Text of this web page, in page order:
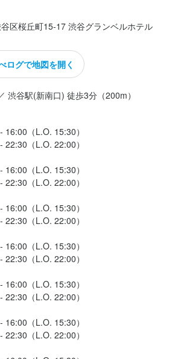
番から
り種もあって
ので予約が
１７ 1F
区桜丘町15-17 渋谷グランベルホテル
ログで地図を開く
渋谷駅(新南口) 徒歩3分（200m）
（L.O. 15:30）
（L.O. 22:00）
（L.O. 15:30）
（L.O. 22:00）
（L.O. 15:30）
（L.O. 22:00）
（L.O. 15:30）
（L.O. 22:00）
（L.O. 15:30）
（L.O. 22:00）
（L.O. 15:30）
（L.O. 22:00）
ばせたい方
り組める方
方
に意欲的な方
行い選考いたします。
にちをお伺いいたします。
からのメッセージ
の雰囲気を感じてみてください。
おります！
店
ばせたい方
り組める方
方
に意欲的な方
行い選考いたします。
にちをお伺いいたします。
からのメッセージ
の雰囲気を感じてみてください。
おります！
店